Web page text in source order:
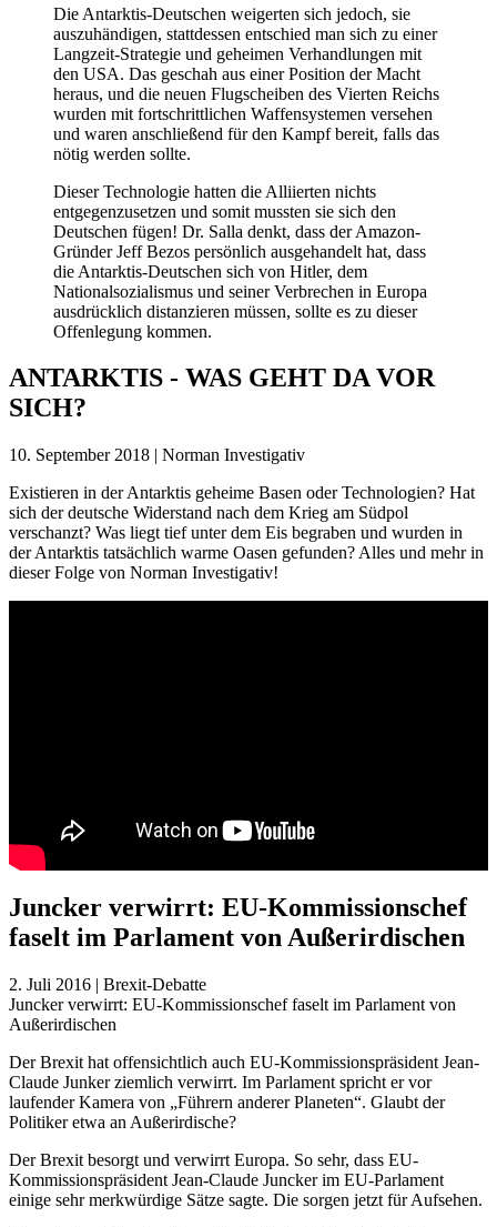
Die Antarktis-Deutschen weigerten sich jedoch, sie
auszuhändigen, stattdessen entschied man sich zu einer
Langzeit-Strategie und geheimen Verhandlungen mit
den USA. Das geschah aus einer Position der Macht
heraus, und die neuen Flugscheiben des Vierten Reichs
wurden mit fortschrittlichen Waffensystemen versehen
und waren anschließend für den Kampf bereit, falls das
nötig werden sollte.
Dieser Technologie hatten die Alliierten nichts
entgegenzusetzen und somit mussten sie sich den
Deutschen fügen! Dr. Salla denkt, dass der Amazon-
Gründer Jeff Bezos persönlich ausgehandelt hat, dass
die Antarktis-Deutschen sich von Hitler, dem
Nationalsozialismus und seiner Verbrechen in Europa
ausdrücklich distanzieren müssen, sollte es zu dieser
Offenlegung kommen.
ANTARKTIS - WAS GEHT DA VOR
SICH?
10. September 2018 | Norman Investigativ
Existieren in der Antarktis geheime Basen oder Technologien? Hat
sich der deutsche Widerstand nach dem Krieg am Südpol
verschanzt? Was liegt tief unter dem Eis begraben und wurden in
der Antarktis tatsächlich warme Oasen gefunden? Alles und mehr in
dieser Folge von Norman Investigativ!
Juncker verwirrt: EU-Kommissionschef
faselt im Parlament von Außerirdischen
2. Juli 2016 | Brexit-Debatte
Juncker verwirrt: EU-Kommissionschef faselt im Parlament von
Außerirdischen
Der Brexit hat offensichtlich auch EU-Kommissionspräsident Jean-
Claude Junker ziemlich verwirrt. Im Parlament spricht er vor
laufender Kamera von „Führern anderer Planeten“. Glaubt der
Politiker etwa an Außerirdische?
Der Brexit besorgt und verwirrt Europa. So sehr, dass EU-
Kommissionspräsident Jean-Claude Juncker im EU-Parlament
einige sehr merkwürdige Sätze sagte. Die sorgen jetzt für Aufsehen.